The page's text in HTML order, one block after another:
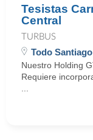
Tesistas
Central
TURBUS
Todo
Nuestro Holding
Requiere